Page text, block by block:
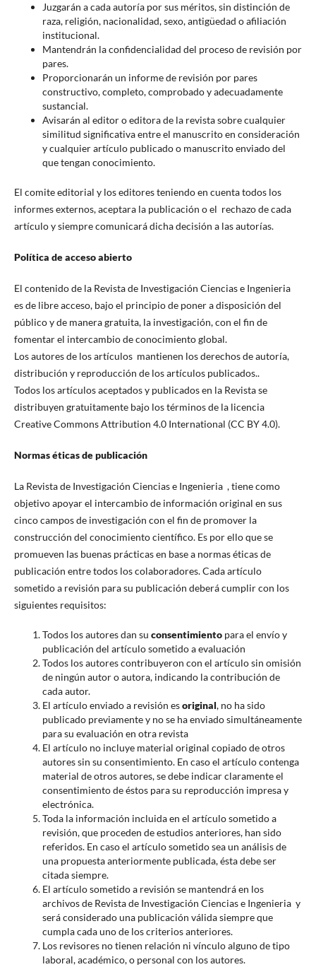
Juzgarán a cada autoría por sus méritos, sin distinción de
raza, religión, nacionalidad, sexo, antigüedad o afiliación
institucional.
Mantendrán la confidencialidad del proceso de revisión por
pares.
Proporcionarán un informe de revisión por pares
constructivo, completo, comprobado y adecuadamente
sustancial.
Avisarán al editor o editora de la revista sobre cualquier
similitud significativa entre el manuscrito en consideración
y cualquier artículo publicado o manuscrito enviado del
que tengan conocimiento.
El comite editorial y los editores teniendo en cuenta todos los
informes externos, aceptara la publicación o el rechazo de cada
artículo y siempre comunicará dicha decisión a las autorías.
Política de acceso abierto
El contenido de la Revista de Investigación Ciencias e Ingenieria
es de libre acceso, bajo el principio de poner a disposición del
público y de manera gratuita, la investigación, con el fin de
fomentar el intercambio de conocimiento global.
Los autores de los artículos mantienen los derechos de autoría,
distribución y reproducción de los artículos publicados..
Todos los artículos aceptados y publicados en la Revista se
distribuyen gratuitamente bajo los términos de la licencia
Creative Commons Attribution 4.0 International (CC BY 4.0).
Normas éticas de publicación
La Revista de Investigación Ciencias e Ingenieria , tiene como
objetivo apoyar el intercambio de información original en sus
cinco campos de investigación con el fin de promover la
construcción del conocimiento científico. Es por ello que se
promueven las buenas prácticas en base a normas éticas de
publicación entre todos los colaboradores. Cada artículo
sometido a revisión para su publicación deberá cumplir con los
siguientes requisitos:
Todos los autores dan su consentimientopara el envío y
publicación del artículo sometido a evaluación
Todos los autores contribuyeron con el artículo sin omisión
de ningún autor o autora, indicando la contribución de
cada autor.
El artículo enviado a revisión esoriginal, no ha sido
publicado previamente y no se ha enviado simultáneamente
para su evaluación en otra revista
El artículo no incluye material original copiado de otros
autores sin su consentimiento. En caso el artículo contenga
material de otros autores, se debe indicar claramente el
consentimiento de éstos para su reproducción impresa y
electrónica.
Toda la información incluida en el artículo sometido a
revisión, que proceden de estudios anteriores, han sido
referidos. En caso el artículo sometido sea un análisis de
una propuesta anteriormente publicada, ésta debe ser
citada siempre.
El artículo sometido a revisión se mantendrá en los
archivos de Revista de Investigación Ciencias e Ingenieria y
será considerado una publicación válida siempre que
cumpla cada uno de los criterios anteriores.
Los revisores no tienen relación ni vínculo alguno de tipo
laboral, académico, o personal con los autores.